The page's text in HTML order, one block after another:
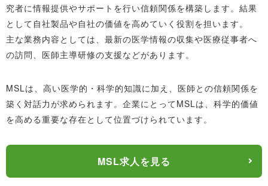
究者に情報提供やサポートを行い信頼関係を構築します。結果
として自社製品や自社の価値を高めていく役割を担います。
主な業務内容としては、最新の医学情報の収集や医療従事者へ
の訪問、医師主導研修の支援などがあります。
MSLは、高い医学的・科学的知識に加え、医師との信頼関係を
築く対話力が求められます。企業にとってMSLは、科学的価値
を高める重要な存在として位置づけられています。
MSL求人を見る